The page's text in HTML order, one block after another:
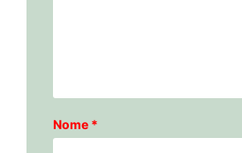
Nome *